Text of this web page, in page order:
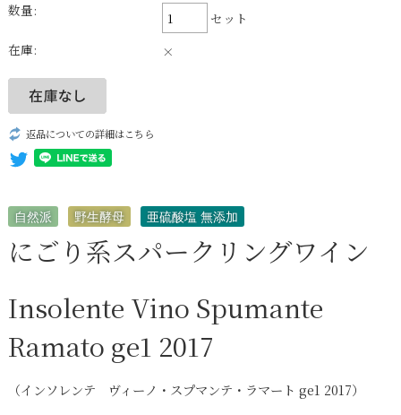
数量:
セット
在庫:
×
返品についての詳細はこちら
自然派 野生酵母 亜硫酸塩 無添加
にごり系スパークリングワイン
Insolente Vino Spumante
Ramato ge1 2017
（インソレンテ ヴィーノ・スプマンテ・ラマート ge1 2017）